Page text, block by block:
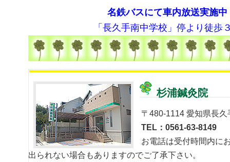
名鉄バスにて車内放送実施中
「長久手南中学校」停より徒歩
杉浦鍼灸院
〒480-1114 愛知県長
TEL：0561-63-8149
お電話は受付時間内に
出られない場合もありますのでご了承下さい。